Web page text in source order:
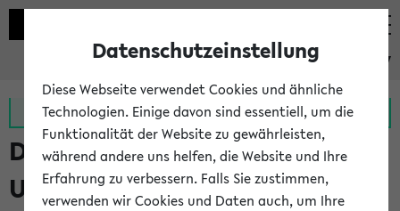
eKVV
Zur MeineUni App Zum MeineUni Portal
Das Lehrangebot der
Universität Bielefeld
Datenschutzeinstellung
Diese Webseite verwendet Cookies und ähnliche
Technologien. Einige davon sind essentiell, um die
Funktionalität der Website zu gewährleisten,
während andere uns helfen, die Website und Ihre
Erfahrung zu verbessern. Falls Sie zustimmen,
verwenden wir Cookies und Daten auch, um Ihre